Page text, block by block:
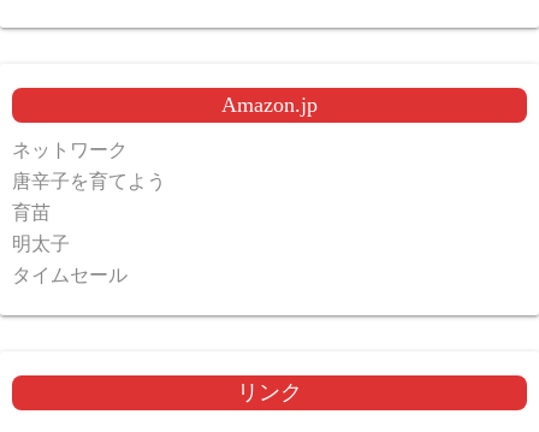
Amazon.jp
ネットワーク
唐辛子を育てよう
育苗
明太子
タイムセール
リンク